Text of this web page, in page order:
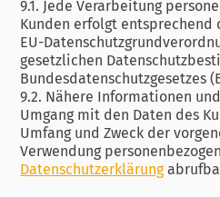
9.1. Jede Verarbeitung
Kunden erfolgt entsprechend
EU-
gesetzlichen
Bundesdatenschutzgesetzes
9.2. Nähere Informationen
Umgang mit den Daten des
Umfang und Zweck der
Verwendung
Datenschutzerklärung